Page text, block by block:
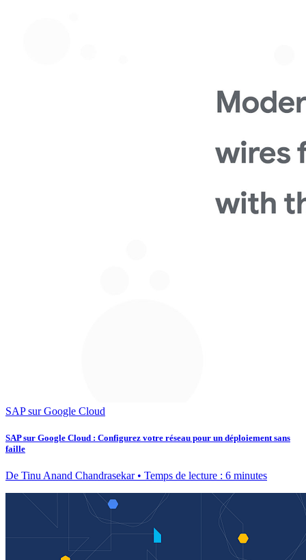
SAP sur Google Cloud
SAP sur Google Cloud : Configurez votre réseau pour un déploiement sans
faille
De Tinu Anand Chandrasekar • Temps de lecture : 6 minutes